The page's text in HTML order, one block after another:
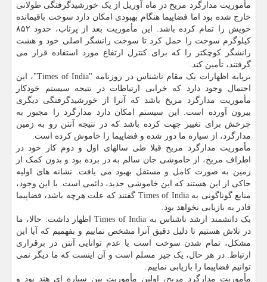
مأموریت مدارگرد مریخ در ماه آوریل از یک خورشیدگرفتگی طولانی
خارج شده بود اما فضاپیما هنگام بهبودی امکان دارد سوخت باقیمانده
خویش را تمام کرده باشد. این مأموریت بعد از پرتاب، حدود ۸۵۲
کیلوگرم سوخت را حمل کرد تا سوخت رانشگر اصلی خود و هشت
رانشگر کوچکتر را که برای کنترل ارتفاع مورد استفاده قرار می
گرفتند، تأمین کند.
برپایه اظهارات یک مقام ناشناس در روزنامه "Times of India"، این
احتمال وجود دارد که خرابی ارتباطات در نتیجه سیستم خودکار
مأموریت مدارگرد مریخ باشد که آنرا از خورشیدگرفتگی دیگری
بیرون آورده است. این سیستم امکان دارد مدارگرد را مجبور به
چرخش برای تغییر جهت کرده باشد که در نتیجه آنتن رو به زمین
مدارگرد، از سیاره ما دور شده و فضاپیما را خاموش کرده است.
مأموریت مدارگرد مریخ قبلا طی سالهای اول و دوم کار خود در
اطراف مریخ، از خاموشی جان سالم به در برده بود و بدون کمک از
زمین به صورت کامل و مستقل بهبود می یافت. نشانه های اولیه
حاکی از این هستند که این خاموشی جدید، دائمی است. با این وجود،
منابع گوناگونی به Times of India گفتند که علت هرچه باشد، فضاپیما
قادر به بازیابی نخواهد بود.
یک دانشمند ارشد ناشناس به Times of India اظهار داشت: حالا، ما
در تلاش هستیم تا دلیل دقیق آنرا مشخص نماییم و بفهمیم که آیا این
مشکل، تمام شدن سوخت است یا عدم توانایی آنتن در برقراری
ارتباط. در هر حال، یک چیز مسلم است و آن اینست که ما دیگر نمی
توانیم فضاپیما را بازیابی نماییم.
مأموریت مدارگرد مریخ، اولین مأموریت بین سیاره ای هند بود و